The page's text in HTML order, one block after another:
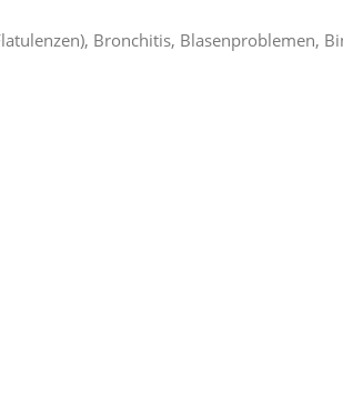
Bronchitis, Blasenproblemen,